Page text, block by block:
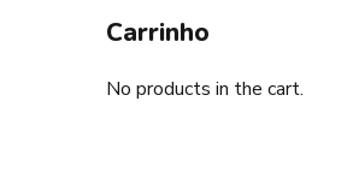
Carrinho
No products in the cart.